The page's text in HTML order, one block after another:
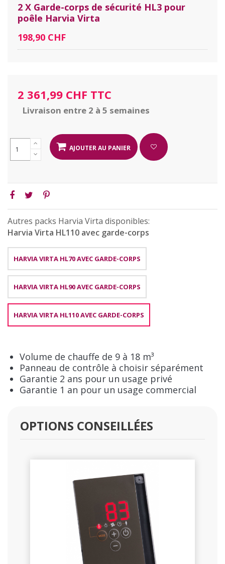
2 X Garde-corps de sécurité HL3 pour
poêle Harvia Virta
198,90 CHF
2 361,99 CHF TTC
Livraison entre 2 à 5 semaines
AJOUTER AU PANIER
Autres packs Harvia Virta disponibles:
Harvia Virta HL110 avec garde-corps
HARVIA VIRTA HL70 AVEC GARDE-CORPS
HARVIA VIRTA HL90 AVEC GARDE-CORPS
HARVIA VIRTA HL110 AVEC GARDE-CORPS
Volume de chauffe de 9 à 18 m³
Panneau de contrôle à choisir séparément
Garantie 2 ans pour un usage privé
Garantie 1 an pour un usage commercial
OPTIONS CONSEILLÉES